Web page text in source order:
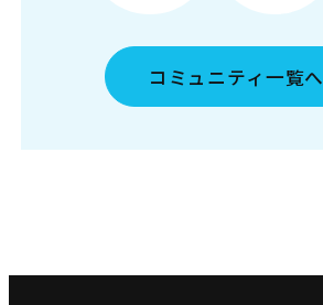
コミュニティ一覧へ